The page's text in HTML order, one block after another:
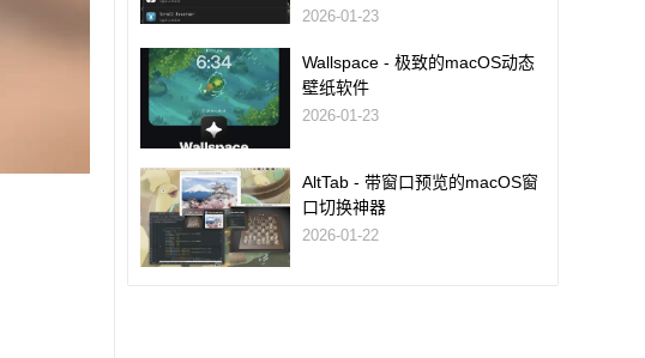
2026-01-23
Wallspace - 极致的macOS动态
壁纸软件
2026-01-23
AltTab - 带窗口预览的macOS窗
口切换神器
2026-01-22